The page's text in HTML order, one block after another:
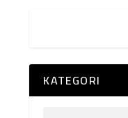
KATEGORI